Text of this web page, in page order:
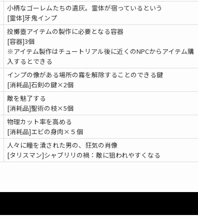
小柄なゴーレムたちの遺灰。霊体が宿っているという
[霊体]牙鬼インプ
投擲壺アイテムの製作に必要となる容器
[容器]3個
※アイテム製作はチュートリアル後に近くのNPCからアイテム購
入するとできる
インプの像がある場所の霧を解除することのできる鍵
[消耗品]石剣の鍵×2個
敵を魅了する
[消耗品]聖術の枝×5個
物理カット率を高める
[消耗品]エビの身肉×５個
人々に瞳を潰された男の、狂気の肖像
[タリスマン]シャブリリの禍：敵に狙われやすくなる